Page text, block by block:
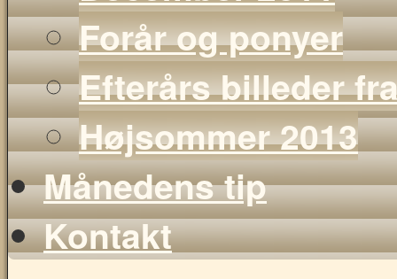
Forår og ponyer
Efterårs billeder
Højsommer 2013
Månedens tip
Kontakt